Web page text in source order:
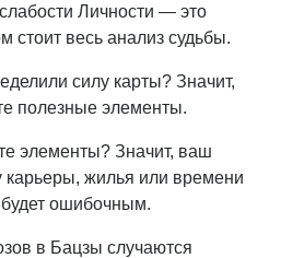
Личности — это
стоит весь анализ судьбы.
силу карты? Значит,
полезные элементы.
элементы? Значит, ваш
карьеры, жилья или времени
ошибочным.
в Бацзы случаются